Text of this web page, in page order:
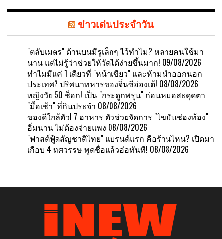
ข่าวเด่นประจำวัน
"ตลับเมตร" ด้านบนมีรูเล็กๆ ไว้ทำไม? หลายคนใช้มา
นาน แต่ไม่รู้ว่าช่วยให้วัดได้ง่ายขึ้นมาก! 09/08/2026
ทำไมมีแค่ 1 เดียวที่ "หน้าเขียว" และห้ามนำออกนอก
ประเทศ? ปริศนาทหารของจิ๋นซีฮ่องเต้! 08/08/2026
หญิงวัย 50 ช็อก! เป็น "กระดูกพรุน" ก่อนหมอสะดุดตา
"มื้อเช้า" ที่กินประจำ 08/08/2026
ของดีใกล้ตัว! 7 อาหาร ตัวช่วยจัดการ "ไขมันช่องท้อง"
อิ่มนาน ไม่ต้องจ่ายแพง 08/08/2026
"ฟาสต์ฟู้ดสัญชาติไทย" แบรนด์แรก คือร้านไหน? เปิดมา
เกือบ 4 ทศวรรษ พูดชื่อแล้วอ๋อทันที! 08/08/2026